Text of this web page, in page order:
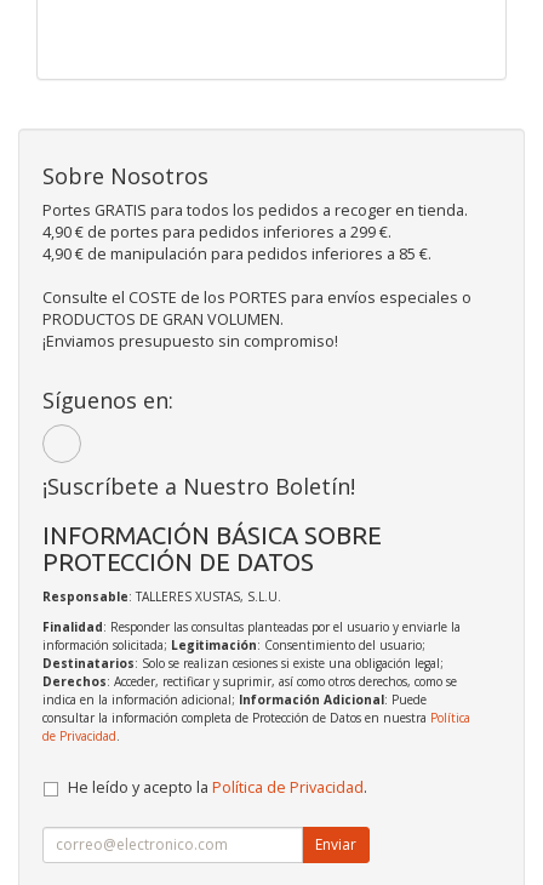
Sobre Nosotros
Portes GRATIS para todos los pedidos a recoger en tienda.
4,90 € de portes para pedidos inferiores a 299 €.
4,90 € de manipulación para pedidos inferiores a 85 €.
Consulte el COSTE de los PORTES para envíos especiales o
PRODUCTOS DE GRAN VOLUMEN.
¡Enviamos presupuesto sin compromiso!
Síguenos en:
¡Suscríbete a Nuestro Boletín!
INFORMACIÓN BÁSICA SOBRE
PROTECCIÓN DE DATOS
Responsable: TALLERES XUSTAS, S.L.U.
Finalidad: Responder las consultas planteadas por el usuario y enviarle la
información solicitada; Legitimación: Consentimiento del usuario;
Destinatarios: Solo se realizan cesiones si existe una obligación legal;
Derechos: Acceder, rectificar y suprimir, así como otros derechos, como se
indica en la información adicional; Información Adicional: Puede
consultar la información completa de Protección de Datos en nuestra Política
de Privacidad
He leído y acepto la Política de Privacidad.
Enviar